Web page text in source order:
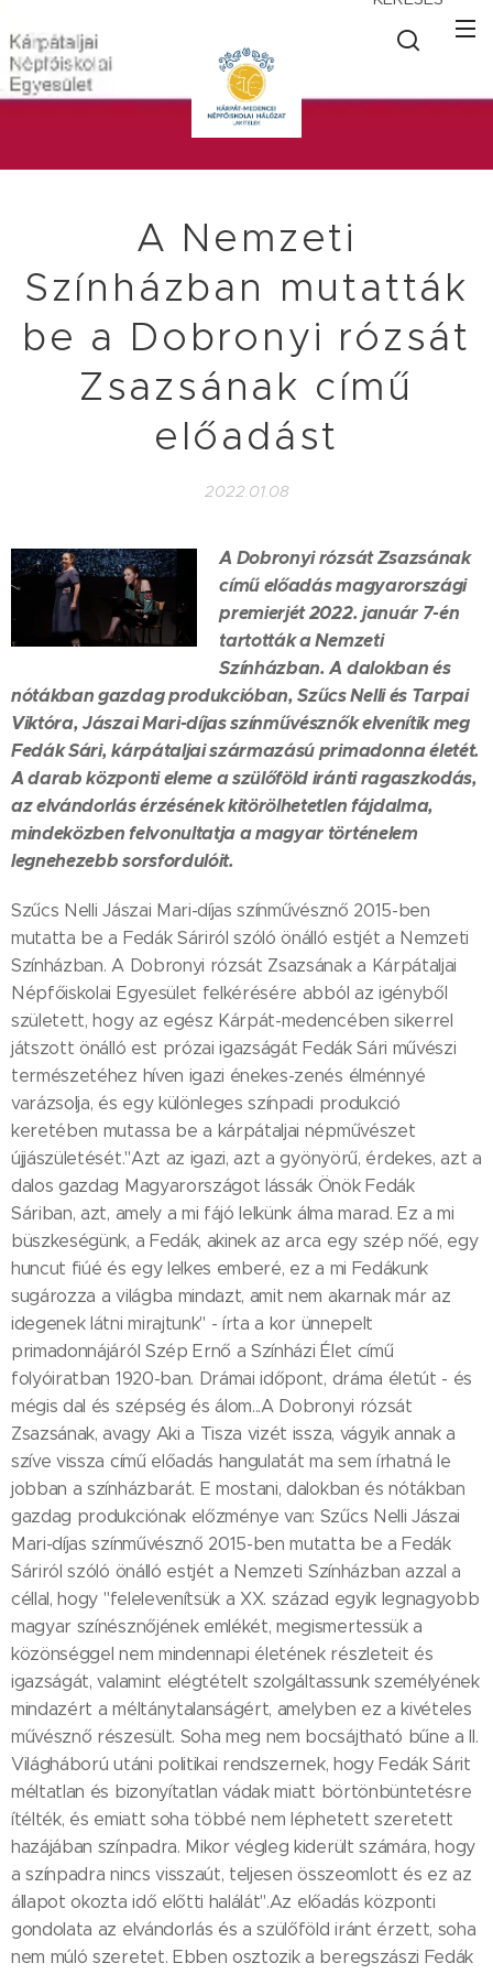
A Nemzeti
Színházban mutatták
be a Dobronyi rózsát
Zsazsának című
előadást
2022.01.08
A Dobronyi rózsát Zsazsának
című előadás magyarországi
premierjét 2022. január 7-én
tartották a Nemzeti
Színházban. A dalokban és
nótákban gazdag produkcióban, Szűcs Nelli és Tarpai
Viktóra, Jászai Mari-díjas színművésznők elvenítik meg
Fedák Sári, kárpátaljai származású primadonna életét.
A darab központi eleme a szülőföld iránti ragaszkodás,
az elvándorlás érzésének kitörölhetetlen fájdalma,
mindeközben felvonultatja a magyar történelem
legnehezebb sorsfordulóit.
Szűcs Nelli Jászai Mari-díjas színművésznő 2015-ben
mutatta be a Fedák Sáriról szóló önálló estjét a Nemzeti
Színházban. A Dobronyi rózsát Zsazsának a Kárpátaljai
Népfőiskolai Egyesület felkérésére abból az igényből
született, hogy az egész Kárpát-medencében sikerrel
játszott önálló est prózai igazságát Fedák Sári művészi
természetéhez híven igazi énekes-zenés élménnyé
varázsolja, és egy különleges színpadi produkció
keretében mutassa be a kárpátaljai népművészet
újjászületését."Azt az igazi, azt a gyönyörű, érdekes, azt a
dalos gazdag Magyarországot lássák Önök Fedák
Sáriban, azt, amely a mi fájó lelkünk álma marad. Ez a mi
büszkeségünk, a Fedák, akinek az arca egy szép nőé, egy
huncut fiúé és egy lelkes emberé, ez a mi Fedákunk
sugározza a világba mindazt, amit nem akarnak már az
idegenek látni mirajtunk" - írta a kor ünnepelt
primadonnájáról Szép Ernő a Színházi Élet című
folyóiratban 1920-ban. Drámai időpont, dráma életút - és
mégis dal és szépség és álom...A Dobronyi rózsát
Zsazsának, avagy Aki a Tisza vizét issza, vágyik annak a
szíve vissza című előadás hangulatát ma sem írhatná le
jobban a színházbarát. E mostani, dalokban és nótákban
gazdag produkciónak előzménye van: Szűcs Nelli Jászai
Mari-díjas színművésznő 2015-ben mutatta be a Fedák
Sáriról szóló önálló estjét a Nemzeti Színházban azzal a
céllal, hogy "felelevenítsük a XX. század egyik legnagyobb
magyar színésznőjének emlékét, megismertessük a
közönséggel nem mindennapi életének részleteit és
igazságát, valamint elégtételt szolgáltassunk személyének
mindazért a méltánytalanságért, amelyben ez a kivételes
művésznő részesült. Soha meg nem bocsájtható bűne a II.
Világháború utáni politikai rendszernek, hogy Fedák Sárit
méltatlan és bizonyítatlan vádak miatt börtönbüntetésre
ítélték, és emiatt soha többé nem léphetett szeretett
hazájában színpadra. Mikor végleg kiderült számára, hogy
a színpadra nincs visszaút, teljesen összeomlott és ez az
állapot okozta idő előtti halálát".Az előadás központi
gondolata az elvándorlás és a szülőföld iránt érzett, soha
nem múló szeretet. Ebben osztozik a beregszászi Fedák